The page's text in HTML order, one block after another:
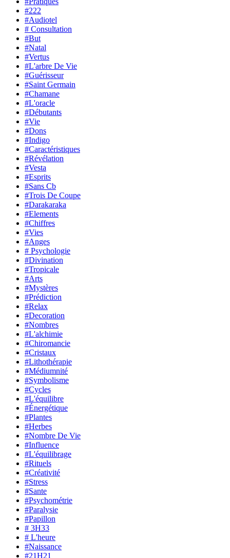
#222
#Audiotel
# Consultation
#But
#Natal
#Vertus
#L'arbre De Vie
#Guérisseur
#Saint Germain
#Chamane
#L'oracle
#Débutants
#Vie
#Dons
#Indigo
#Caractéristiques
#Révélation
#Vesta
#Esprits
#Sans Cb
#Trois De Coupe
#Darakaraka
#Elements
#Chiffres
#Vies
#Anges
# Psychologie
#Divination
#Tropicale
#Arts
#Mystères
#Prédiction
#Relax
#Decoration
#Nombres
#L'alchimie
#Chiromancie
#Cristaux
#Lithothérapie
#Médiumnité
#Symbolisme
#Cycles
#L'équilibre
#Énergétique
#Plantes
#Herbes
#Nombre De Vie
#Influence
#L'équilibrage
#Rituels
#Créativité
#Stress
#Sante
#Psychométrie
#Paralysie
#Papillon
# 3H33
# L'heure
#Naissance
#21H21